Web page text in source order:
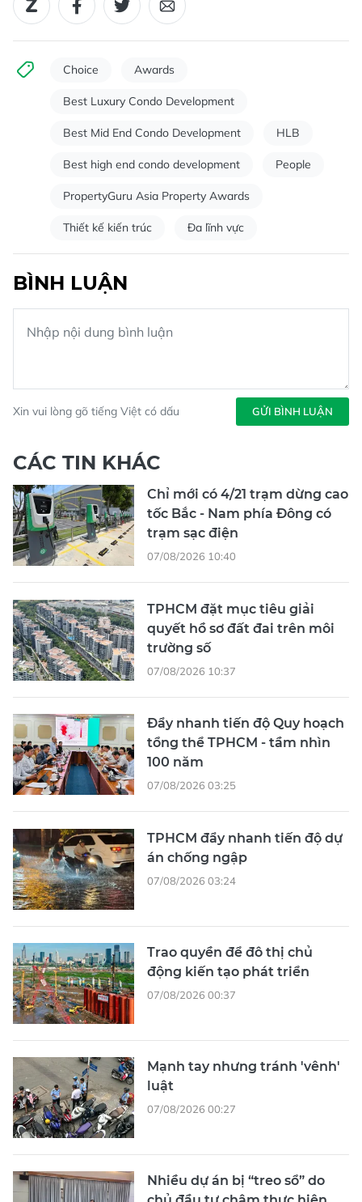
Choice Awards
Best Luxury Condo Development
Best Mid End Condo Development HLB
Best high end condo development People
PropertyGuru Asia Property Awards
Thiết kế kiến trúc Đa lĩnh vực
BÌNH LUẬN
Xin vui lòng gõ tiếng Việt có dấu GỬI BÌNH LUẬN
CÁC TIN KHÁC
Chỉ mới có 4/21 trạm dừng cao
tốc Bắc - Nam phía Đông có
trạm sạc điện
07/08/2026 10:40
TPHCM đặt mục tiêu giải
quyết hồ sơ đất đai trên môi
trường số
07/08/2026 10:37
Đẩy nhanh tiến độ Quy hoạch
tổng thể TPHCM - tầm nhìn
100 năm
07/08/2026 03:25
TPHCM đẩy nhanh tiến độ dự
án chống ngập
07/08/2026 03:24
Trao quyền để đô thị chủ
động kiến tạo phát triển
07/08/2026 00:37
Mạnh tay nhưng tránh 'vênh'
luật
07/08/2026 00:27
Nhiều dự án bị “treo sổ” do